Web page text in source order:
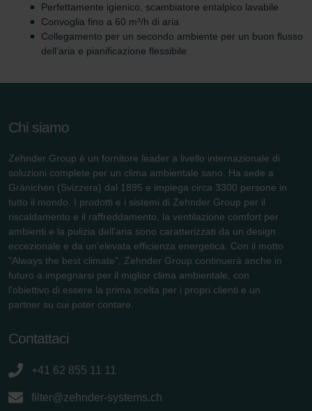
Perfettamente igienico, scambiatore entalpico lavabile
Convoglia fino a 60 m³/h di aria
Collegamento per un secondo ambiente per un buon flusso
dell’aria e pianificazione flessibile
Chi siamo
Zehnder Group è un fornitore leader a livello internazionale di
soluzioni complete per un clima ambientale sano. Ha sede a
Gränichen (Svizzera) dal 1895 e impiega circa 3300 persone in
tutto il mondo. I prodotti e i sistemi di Zehnder Group per il
riscaldamento e il raffreddamento, la ventilazione comfort per
ambienti e la pulizia dell'aria sono caratterizzati da un design
eccezionale e da un'elevata efficienza energetica. Con il motto
"Always the best climate", Zehnder Group continuerà anche in
futuro a impegnarsi per il miglior clima ambientale, con
l'obiettivo di essere la prima scelta per i propri clienti e un
partner su cui poter contare.
Contattaci
+41 62 855 11 11
filter@zehnder-systems.ch